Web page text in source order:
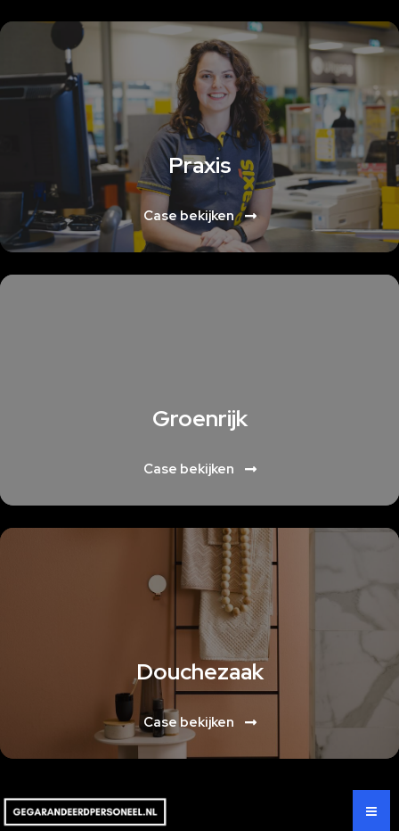
Lorem ipsum dolor sit amet, consectetur adipiscing elit. Ut elit tellus,
luctus nec ullamcorper mattis, pulvinar dapibus leo
Praxis
Case bekijken
Groenrijk
Case bekijken
Lorem ipsum dolor sit amet, consectetur adipiscing elit. Ut elit tellus,
luctus nec ullamcorper mattis, pulvinar dapibus leo
Douchezaak
Case bekijken